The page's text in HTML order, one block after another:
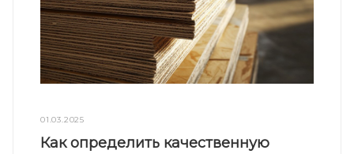
01.03.2025
Как определить качественную